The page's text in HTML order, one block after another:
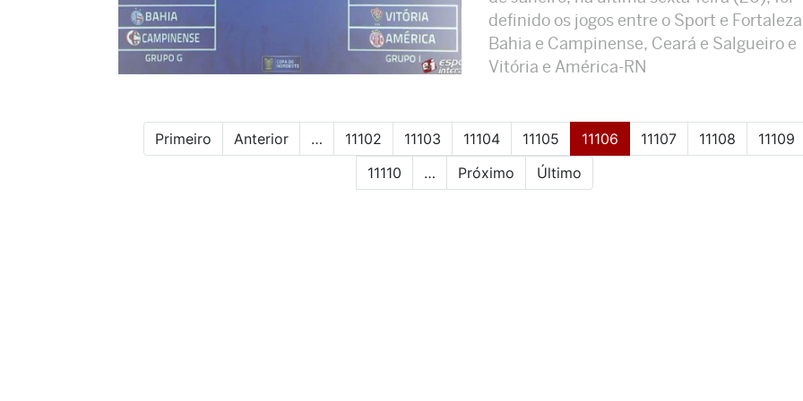
definido os jogos entre o Sport e
Bahia e Campinense, Ceará e Salgueiro e
Vitória e América-RN
Primeiro Anterior … 11102 11103 11104 11105 11106(current)
11107 11108
11109
11110
… Próximo Último